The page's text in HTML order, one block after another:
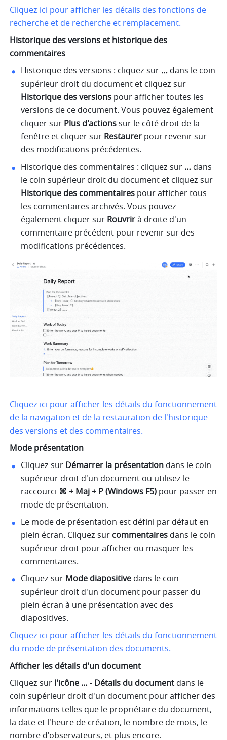
Cliquez ici pour afficher les détails des fonctions de
recherche et de recherche et remplacement.
Historique des versions et historique des
commentaires
Historique des versions : cliquez sur … dans le coin
Historique des versions pour afficher toutes les
versions de ce document. Vous pouvez également
cliquer sur Plus d'actions sur le côté droit de la
fenêtre et cliquer sur Restaurer pour revenir sur
des modifications précédentes.
Historique des commentaires : cliquez sur … dans
Historique des commentaires pour afficher tous
les commentaires archivés. Vous pouvez
également cliquer sur Rouvrir à droite d'un
commentaire précédent pour revenir sur des
modifications précédentes.
Cliquez ici pour afficher les détails du fonctionnement
de la navigation et de la restauration de l'historique
des versions et des commentaires.
Mode présentation
Cliquez sur Démarrer la présentation dans le coin
supérieur droit d'un document ou utilisez le
raccourci ⌘ + Maj + P (Windows F5) pour passer en
mode de présentation.
Le mode de présentation est défini par défaut en
plein écran. Cliquez sur commentaires dans le coin
supérieur droit pour afficher ou masquer les
commentaires.
Cliquez sur Mode diapositive dans le coin
supérieur droit d'un document pour passer du
plein écran à une présentation avec des
diapositives.
Cliquez ici pour afficher les détails du fonctionnement
du mode de présentation des documents.
Afficher les détails d'un document
Cliquez sur l'icône … - Détails du document dans le
coin supérieur droit d'un document pour afficher des
informations telles que le propriétaire du document,
la date et l'heure de création, le nombre de mots, le
nombre d'observateurs, et plus encore.